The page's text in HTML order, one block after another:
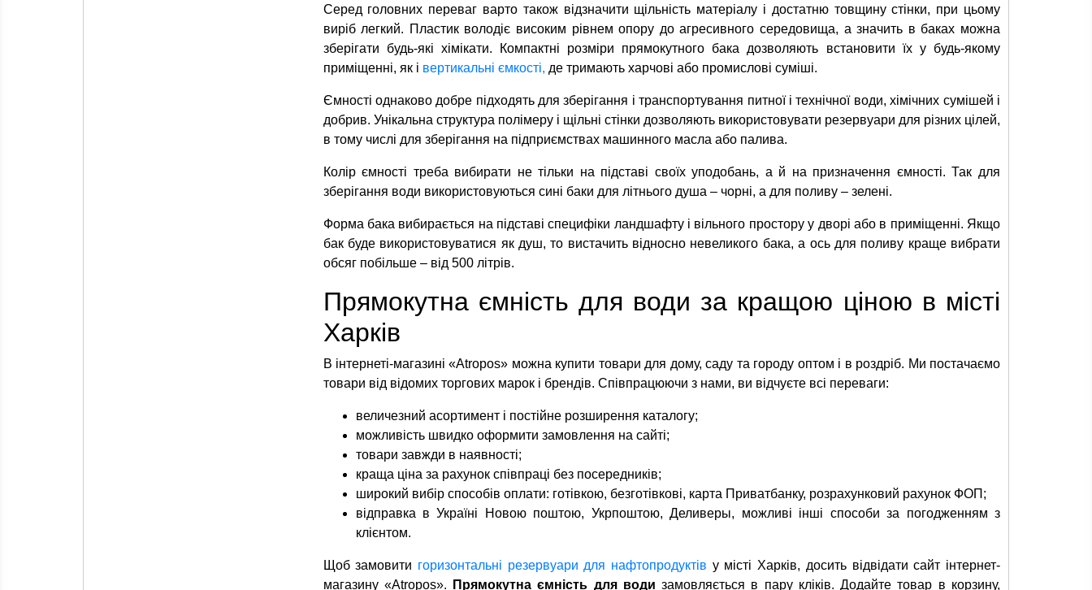
Серед головних переваг варто також відзначити щільність матеріалу і достатню товщину стінки, при цьому
виріб легкий. Пластик володіє високим рівнем опору до агресивного середовища, а значить в баках можна
зберігати будь-які хімікати. Компактні розміри прямокутного бака дозволяють встановити їх у будь-якому
приміщенні, як і вертикальні ємкості, де тримають харчові або промислові суміші.
Ємності однаково добре підходять для зберігання і транспортування питної і технічної води, хімічних сумішей і
добрив. Унікальна структура полімеру і щільні стінки дозволяють використовувати резервуари для різних цілей,
в тому числі для зберігання на підприємствах машинного масла або палива.
Колір ємності треба вибирати не тільки на підставі своїх уподобань, а й на призначення ємності. Так для
зберігання води використовуються сині баки для літнього душа – чорні, а для поливу – зелені.
Форма бака вибирається на підставі специфіки ландшафту і вільного простору у дворі або в приміщенні. Якщо
бак буде використовуватися як душ, то вистачить відносно невеликого бака, а ось для поливу краще вибрати
обсяг побільше – від 500 літрів.
Прямокутна ємність для води за кращою ціною в місті
Харків
В інтернеті-магазині «Atropos» можна купити товари для дому, саду та городу оптом і в роздріб. Ми постачаємо
товари від відомих торгових марок і брендів. Співпрацюючи з нами, ви відчуєте всі переваги:
величезний асортимент і постійне розширення каталогу;
можливість швидко оформити замовлення на сайті;
товари завжди в наявності;
краща ціна за рахунок співпраці без посередників;
широкий вибір способів оплати: готівкою, безготівкові, карта Приватбанку, розрахунковий рахунок ФОП;
відправка в Україні Новою поштою, Укрпоштою, Деливеры, можливі інші способи за погодженням з
клієнтом.
Щоб замовити горизонтальні резервуари для нафтопродуктів у місті Харків, досить відвідати сайт інтернет-
магазину «Atropos».
Прямокутна ємність для води замовляється в пару кліків. Додайте товар в корзину,